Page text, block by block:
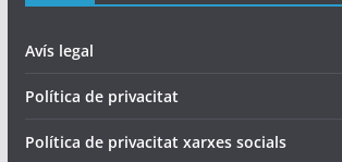
Avís legal
Política de privacitat
Política de privacitat xarxes socials